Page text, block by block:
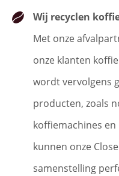
Wij recyclen
Met onze
onze klanten
wordt vervolgens
producten, zoals
koffiemachines
kunnen onze
samenstelling